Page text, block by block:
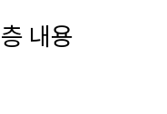
내용